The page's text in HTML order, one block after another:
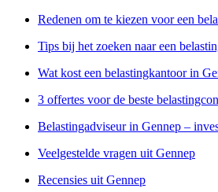
Redenen om te kiezen voor een
Tips bij het zoeken naar een
Wat kost een belastingkantoor in
3 offertes voor de beste
Belastingadviseur in Gennep –
Veelgestelde vragen uit Gennep
Recensies uit Gennep